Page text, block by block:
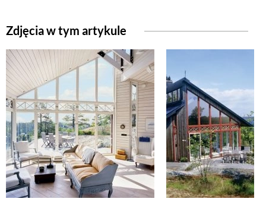
Zdjęcia w tym artykuleDLA DOMU
EKO ŻYCIE
PRZYRODA
ZWIERZĘTA DOMOWE
ZWIERZĘTA W NATURZE